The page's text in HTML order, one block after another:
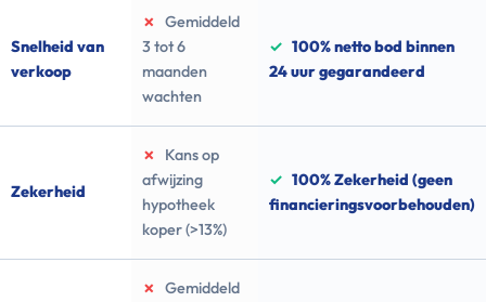
Snelheid van
verkoop
✗
Gemiddeld
3 tot 6
maanden
wachten
✓ 100% netto bod binnen
24 uur gegarandeerd
Zekerheid
✗
Kans op
afwijzing
hypotheek
koper (>13%)
✓ 100% Zekerheid (geen
financieringsvoorbehouden)
✗
Gemiddeld